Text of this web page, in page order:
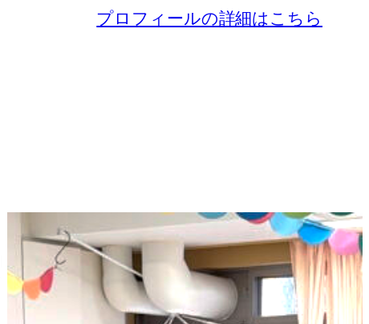
プロフィールの詳細はこちら